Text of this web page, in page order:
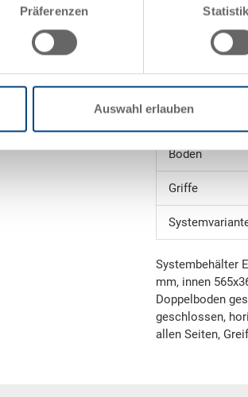
Präferenzen
Auswahl erlauben
Volumen
Material
Boden
Griffe
Systembehälter
mm, innen
Doppelboden
geschlossen,
allen Seiten,